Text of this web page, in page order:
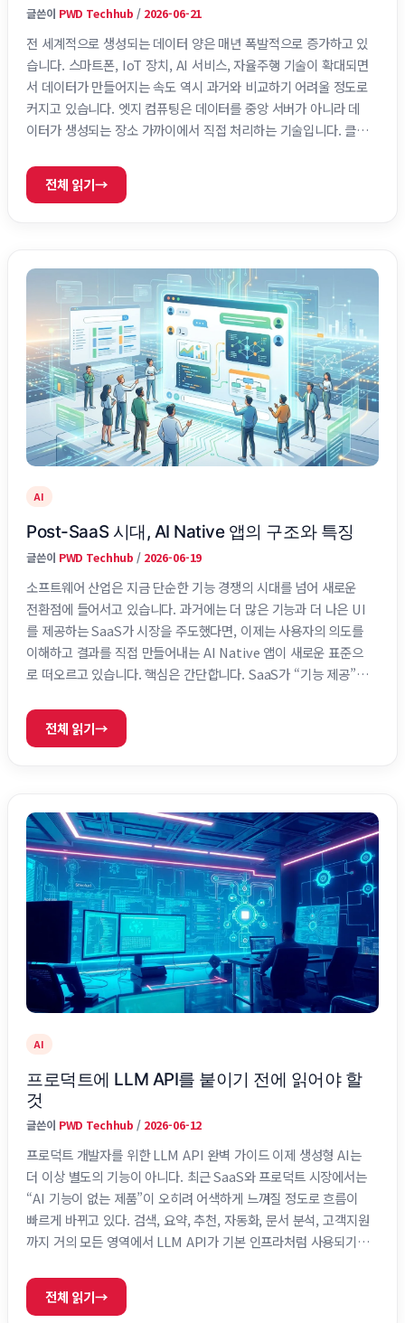
글쓴이 PWD Techhub / 2026-06-21
전 세계적으로 생성되는 데이터 양은 매년 폭발적으로 증가하고 있
습니다. 스마트폰, IoT 장치, AI 서비스, 자율주행 기술이 확대되면
서 데이터가 만들어지는 속도 역시 과거와 비교하기 어려울 정도로
커지고 있습니다. 엣지 컴퓨팅은 데이터를 중앙 서버가 아니라 데
이터가 생성되는 장소 가까이에서 직접 처리하는 기술입니다. 클라
도·비용·규제 문제를 보완하기 위해 중요성이 커지고 있습니다. 핵
심 정리 항목 설명 속도 데이터 처리 지연시간 감소 비용 네트워크
전체 읽기→
AI
Post-SaaS 시대, AI Native 앱의 구조와 특징
글쓴이 PWD Techhub / 2026-06-19
소프트웨어 산업은 지금 단순한 기능 경쟁의 시대를 넘어 새로운
전환점에 들어서고 있습니다. 과거에는 더 많은 기능과 더 나은 UI
를 제공하는 SaaS가 시장을 주도했다면, 이제는 사용자의 의도를
이해하고 결과를 직접 만들어내는 AI Native 앱이 새로운 표준으
로 떠오르고 있습니다. 핵심은 간단합니다. SaaS가 “기능 제공”에
러한 변화는 검색, 마케팅, 업무 방식, 서비스 설계까지 거의 모든
영역에 영향을 미치고 있습니다. SaaS 시대의 소프트웨어는 어떻
…
전체 읽기→
AI
프로덕트에 LLM API를 붙이기 전에 읽어야 할
것
글쓴이 PWD Techhub / 2026-06-12
프로덕트 개발자를 위한 LLM API 완벽 가이드 이제 생성형 AI는
더 이상 별도의 기능이 아니다. 최근 SaaS와 프로덕트 시장에서는
“AI 기능이 없는 제품”이 오히려 어색하게 느껴질 정도로 흐름이
빠르게 바뀌고 있다. 검색, 요약, 추천, 자동화, 문서 분석, 고객지원
까지 거의 모든 영역에서 LLM API가 기본 인프라처럼 사용되기
만으로 끝나지 않는다. 실제 운영 단계에서는 latency, 비용,
hallucination, 프롬프트 관리, 데이터 연결 같은 문제가 동시에
전체 읽기→